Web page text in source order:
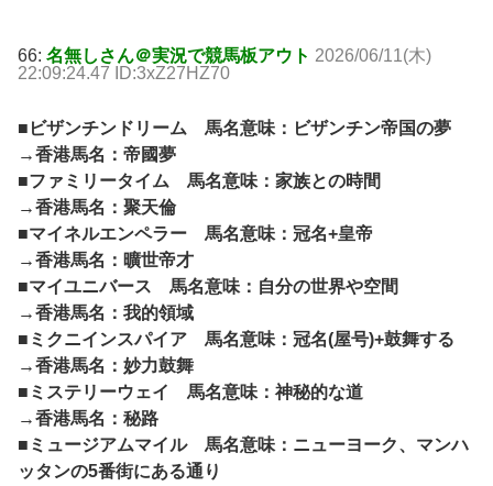
66: 名無しさん＠実況で競馬板アウト 2026/06/11(木)
22:09:24.47 ID:3xZ27HZ70
■ビザンチンドリーム 馬名意味：ビザンチン帝国の夢
→香港馬名：帝國夢
■ファミリータイム 馬名意味：家族との時間
→香港馬名：聚天倫
■マイネルエンペラー 馬名意味：冠名+皇帝
→香港馬名：曠世帝才
■マイユニバース 馬名意味：自分の世界や空間
→香港馬名：我的領域
■ミクニインスパイア 馬名意味：冠名(屋号)+鼓舞する
→香港馬名：妙力鼓舞
■ミステリーウェイ 馬名意味：神秘的な道
→香港馬名：秘路
■ミュージアムマイル 馬名意味：ニューヨーク、マンハ
ッタンの5番街にある通り